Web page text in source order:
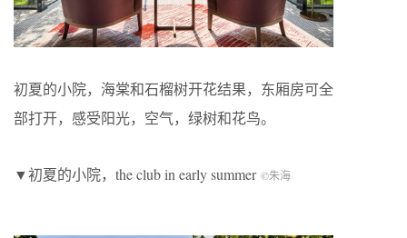
初夏的小院，海棠和石榴树开花结果，东厢房可全
部打开，感受阳光，空气，绿树和花鸟。
▼初夏的小院，the club in early summer ©朱海